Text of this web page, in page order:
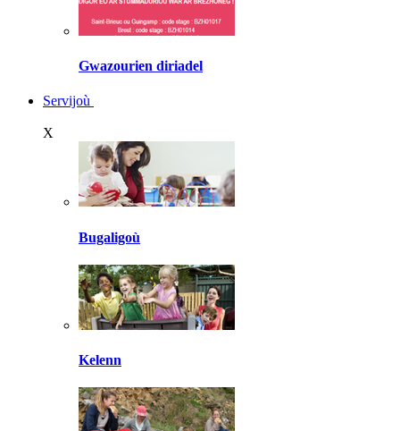
Gwazourien diriadel
Servijoù
X
Bugaligoù
Kelenn